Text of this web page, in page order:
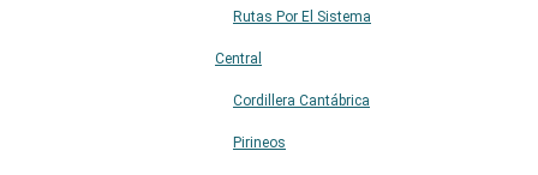
Rutas Por El Sistema
Central
Cordillera Cantábrica
Pirineos